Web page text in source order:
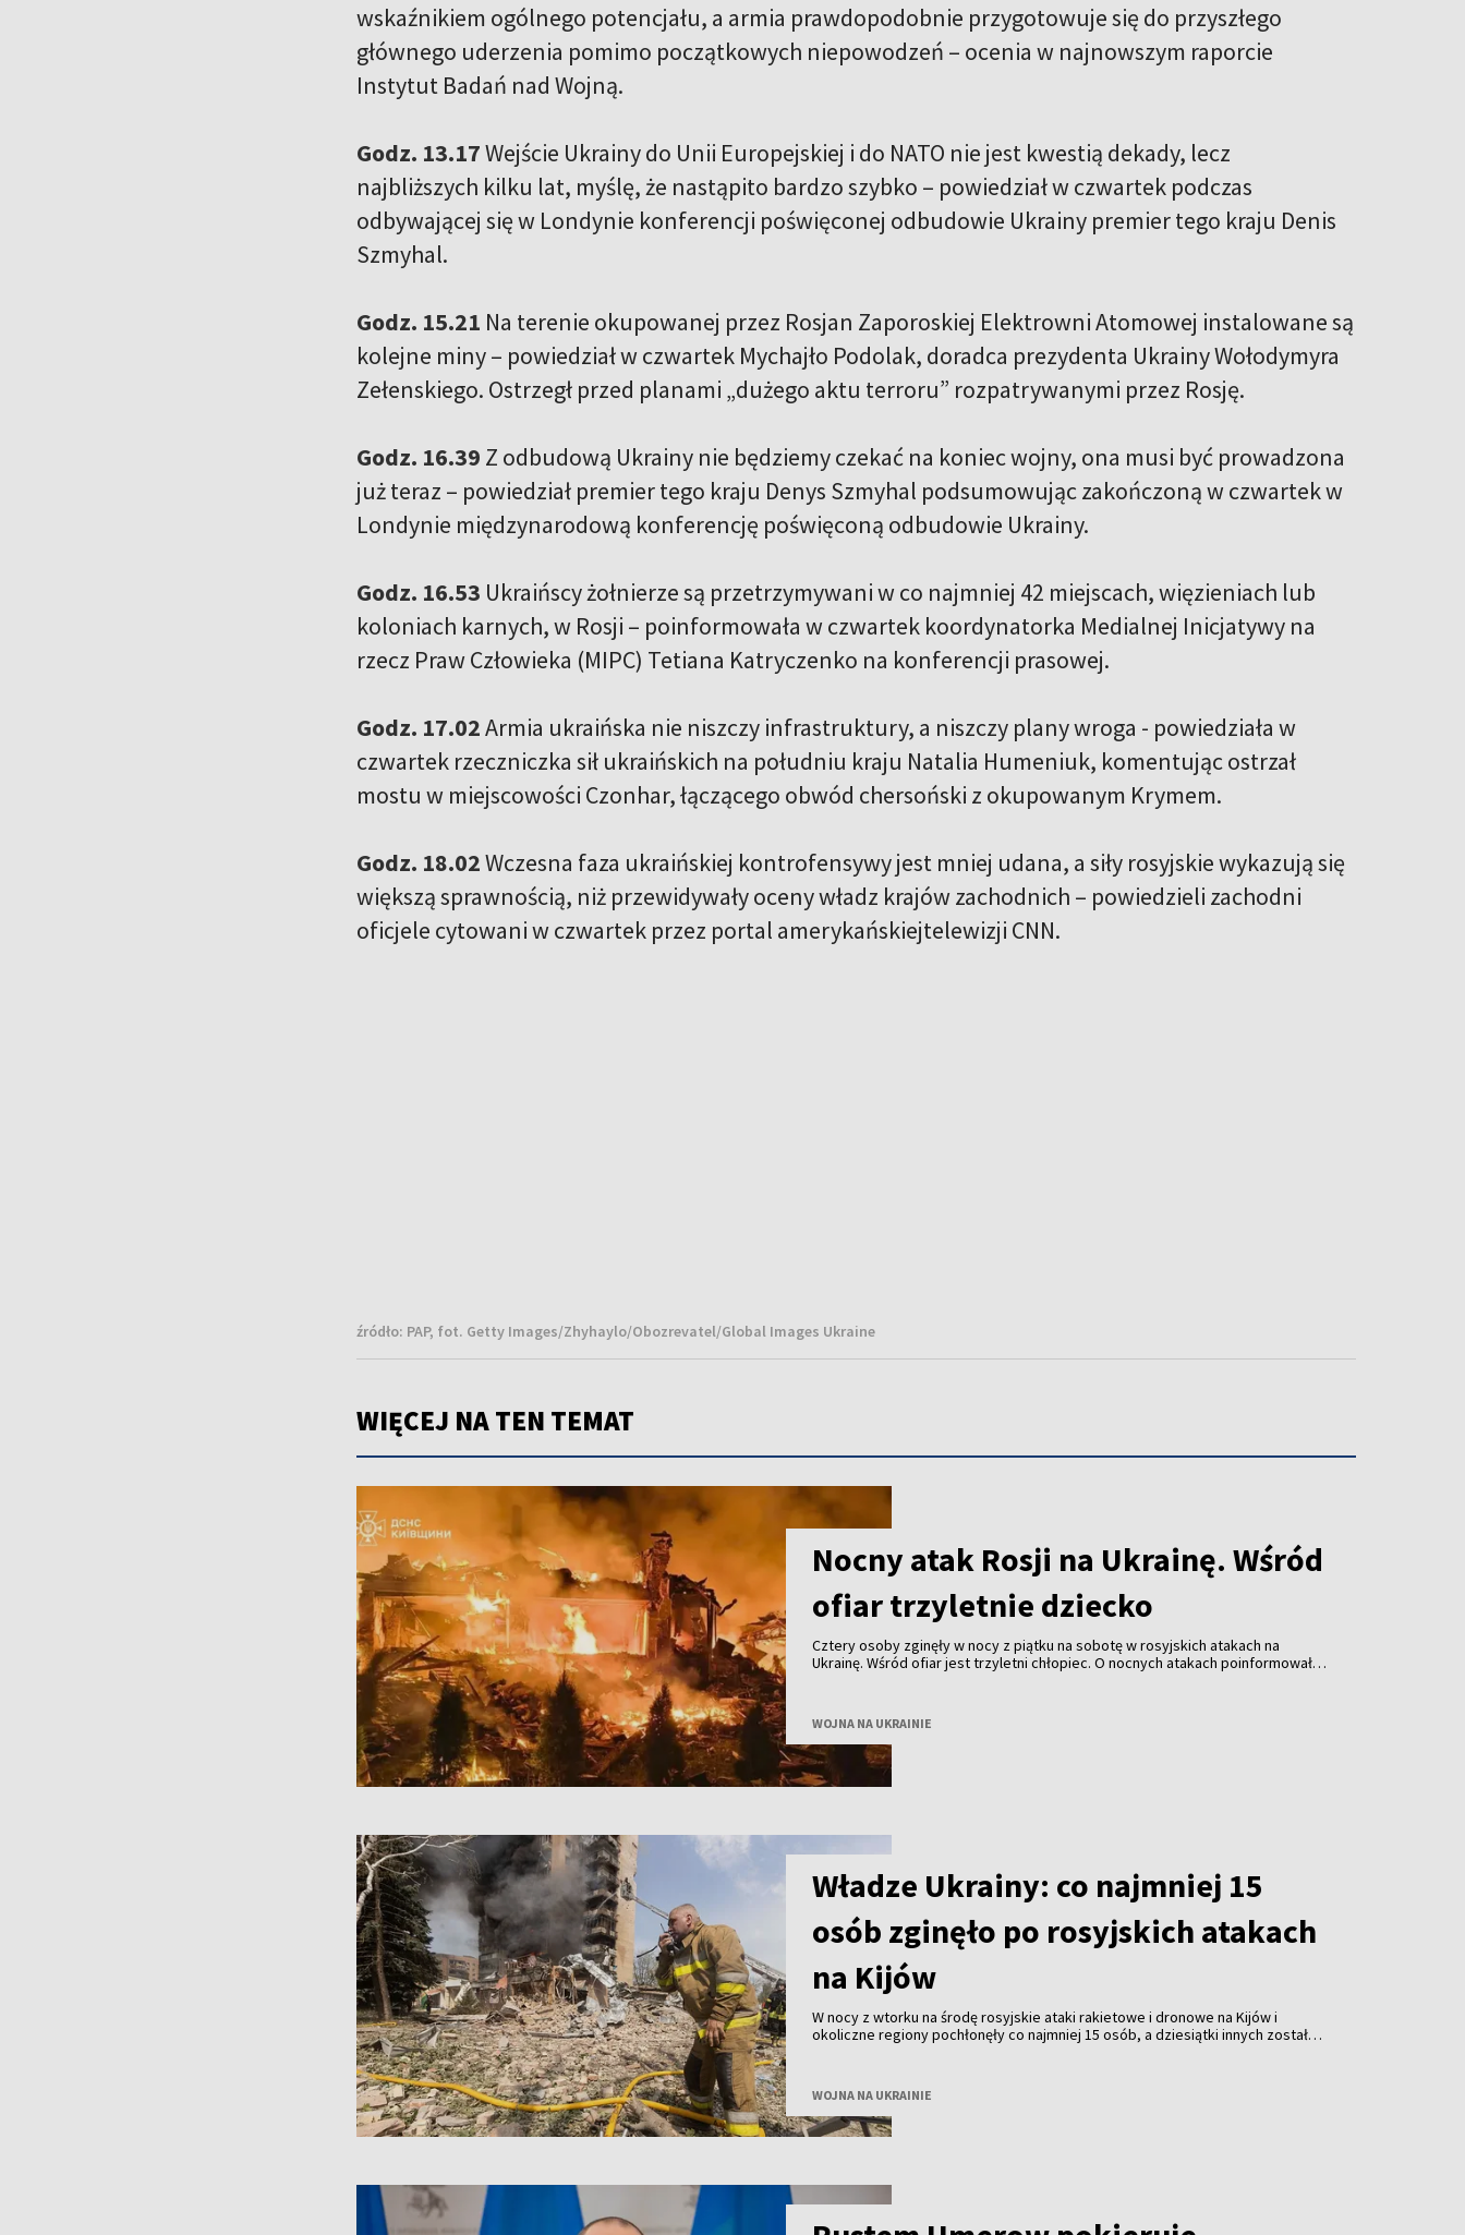
wskaźnikiem ogólnego potencjału, a armia prawdopodobnie przygotowuje się do przyszłego
głównego uderzenia pomimo początkowych niepowodzeń – ocenia w najnowszym raporcie
Instytut Badań nad Wojną.
Godz. 13.17Wejście Ukrainy do Unii Europejskiej i do NATO nie jest kwestią dekady, lecz
najbliższych kilku lat, myślę, że nastąpito bardzo szybko – powiedział w czwartek podczas
odbywającej się w Londynie konferencji poświęconej odbudowie Ukrainy premier tego kraju Denis
Szmyhal.
Godz. 15.21 Na terenie okupowanej przez Rosjan Zaporoskiej Elektrowni Atomowej instalowane są
kolejne miny – powiedział w czwartek Mychajło Podolak, doradca prezydenta Ukrainy Wołodymyra
Zełenskiego. Ostrzegł przed planami „dużego aktu terroru” rozpatrywanymi przez Rosję.
Godz. 16.39 Z odbudową Ukrainy nie będziemy czekać na koniec wojny, ona musi być prowadzona
już teraz – powiedział premier tego kraju Denys Szmyhal podsumowując zakończoną w czwartek w
Londynie międzynarodową konferencję poświęconą odbudowie Ukrainy.
Godz. 16.53 Ukraińscy żołnierze są przetrzymywani w co najmniej 42 miejscach, więzieniach lub
koloniach karnych, w Rosji – poinformowała w czwartek koordynatorka Medialnej Inicjatywy na
rzecz Praw Człowieka (MIPC) Tetiana Katryczenko na konferencji prasowej.
Godz. 17.02Armia ukraińska nie niszczy infrastruktury, a niszczy plany wroga - powiedziała w
czwartek rzeczniczka sił ukraińskich na południu kraju Natalia Humeniuk, komentując ostrzał
mostu w miejscowości Czonhar, łączącego obwód chersoński z okupowanym Krymem.
Godz. 18.02Wczesna faza ukraińskiej kontrofensywy jest mniej udana, a siły rosyjskie wykazują się
większą sprawnością, niż przewidywały oceny władz krajów zachodnich – powiedzieli zachodni
oficjele cytowani w czwartek przez portal amerykańskiejtelewizji CNN.
źródło: PAP, fot. Getty Images/Zhyhaylo/Obozrevatel/Global Images Ukraine
WIĘCEJ NA TEN TEMAT
Nocny atak Rosji na Ukrainę. Wśród
ofiar trzyletnie dziecko
Cztery osoby zginęły w nocy z piątku na sobotę w rosyjskich atakach na
Ukrainę. Wśród ofiar jest trzyletni chłopiec. O nocnych atakach poinformował w
WOJNA NA UKRAINIE
Władze Ukrainy: co najmniej 15
osób zginęło po rosyjskich atakach
na Kijów
W nocy z wtorku na środę rosyjskie ataki rakietowe i dronowe na Kijów i
okoliczne regiony pochłonęły co najmniej 15 osób, a dziesiątki innych zostały
WOJNA NA UKRAINIE